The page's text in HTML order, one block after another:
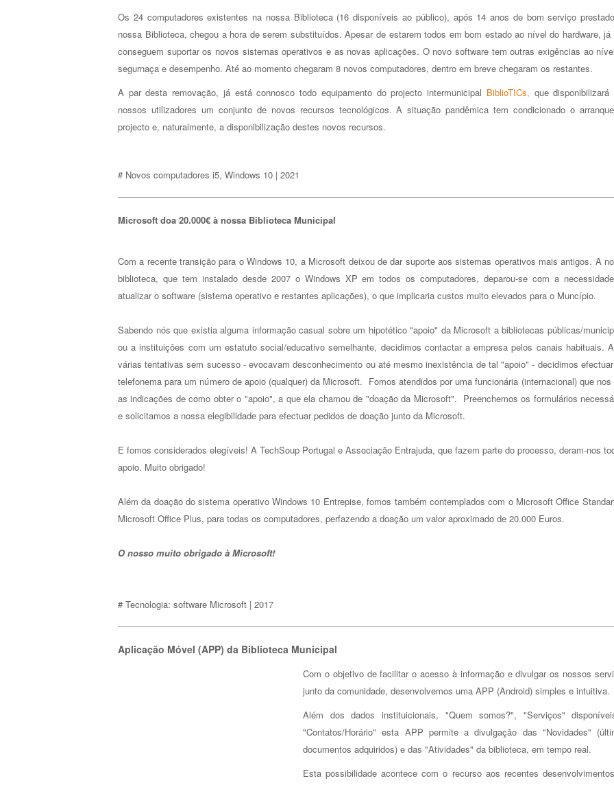
Os 24 computadores existentes na nossa Biblioteca (16 disponíveis ao público), após 14 anos de bom serviço
nossa Biblioteca, chegou a hora de serem substituídos. Apesar de estarem todos em bom estado ao nível do hardware, já
conseguem suportar os novos sistemas operativos e as novas aplicações. O novo software tem outras exigências ao
segurnaça e desempenho. Até ao momento chegaram 8 novos computadores, dentro em breve chegaram os restantes.
A par desta removação, já está connosco todo equipamento do projecto intermunicipal BiblioTICs, que disponibilizará
nossos utilizadores um conjunto de novos recursos tecnológicos. A situação pandêmica tem condicionado o
projecto e, naturalmente, a disponibilização destes novos recursos.
# Novos computadores i5, Windows 10 | 2021
Microsoft doa 20.000€ à nossa Biblioteca Municipal
Com a recente transição para o Windows 10, a Microsoft deixou de dar suporte aos sistemas operativos mais antigos. A
biblioteca, que tem instalado desde 2007 o Windows XP em todos os computadores, deparou-se com a
atualizar o software (sistema operativo e restantes aplicações), o que implicaria custos muito elevados para o Muncípio.
Sabendo nós que existia alguma informação casual sobre um hipotético "apoio" da Microsoft a bibliotecas públicas/
ou a instituições com um estatuto social/educativo semelhante, decidimos contactar a empresa pelos canais habituais.
várias tentativas sem sucesso - evocavam desconhecimento ou até mesmo inexistência de tal "apoio" - decidimos
telefonema para um número de apoio (qualquer) da Microsoft. Fomos atendidos por uma funcionária (internacional) que nos
as indicações de como obter o "apoio", a que ela chamou de "doação da Microsoft". Preenchemos os formulários
e solicitamos a nossa elegibilidade para efectuar pedidos de doação junto da Microsoft.
E fomos considerados elegíveis! A TechSoup Portugal e Associação Entrajuda, que fazem parte do processo, deram-nos
apoio. Muito obrigado!
Além da doação do sistema operativo Windows 10 Entrepise, fomos também contemplados com o Microsoft Office
Microsoft Office Plus, para todas os computadores, perfazendo a doação um valor aproximado de 20.000 Euros.
O nosso muito obrigado à Microsoft!
# Tecnologia: software Microsoft | 2017
Aplicação Móvel (APP) da Biblioteca Municipal
Com o objetivo de facilitar o acesso à informação e divulgar os nossos
junto da comunidade, desenvolvemos uma APP (Android) simples e intuitiva.
Além dos dados instituicionais, "Quem somos?", "Serviços"
"Contatos/Horário" esta APP permite a divulgação das "Novidades"
documentos adquiridos) e das "Atividades" da biblioteca, em tempo real.
Esta possibilidade acontece com o recurso aos recentes